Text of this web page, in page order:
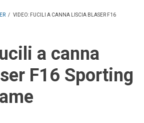
/ VIDEO: FUCILI A CANNA LISCIA BLASER F16
F16 Sporting